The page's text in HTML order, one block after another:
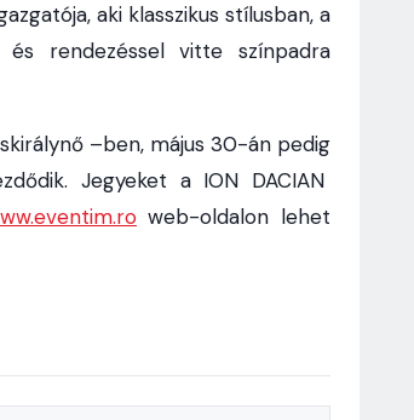
aki klasszikus stílusban, a
és rendezéssel vitte színpadra
–ben, május 30-án pedig
Jegyeket a ION DACIAN
web-oldalon lehet